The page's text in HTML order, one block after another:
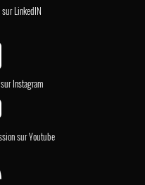
LinkedIN
Instagram
sur Youtube